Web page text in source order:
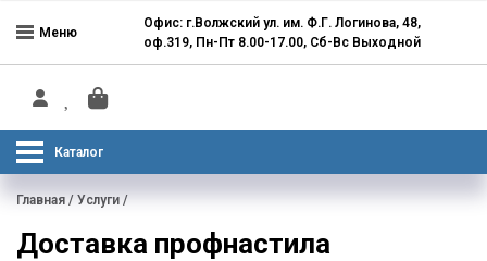
Меню
Офис: г.Волжский ул. им. Ф.Г. Логинова, 48,
оф.319, Пн-Пт 8.00-17.00, Сб-Вс Выходной
Каталог
Главная / Услуги /
Доставка профнастила